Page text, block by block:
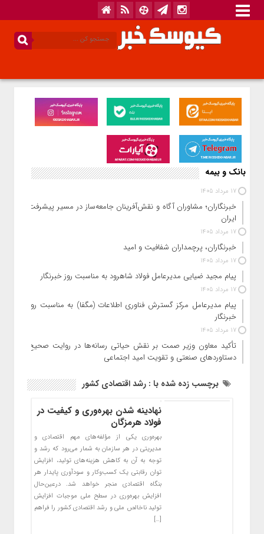
بانک و بیمه
17 مرداد 1405
خبرنگاران؛ مشاوران آگاه و نقش‌آفرینان جامعه‌ساز در مسیر پیشرفت
ایران
17 مرداد 1405
خبرنگاران، پرچمداران شفافیت و امید
17 مرداد 1405
پیام مجید ضیایی مدیرعامل فولاد شاهرود به مناسبت روز خبرنگار
17 مرداد 1405
پیام مدیرعامل مرکز گسترش فناوری اطلاعات (مگفا) به مناسبت روز
خبرنگار
17 مرداد 1405
تأکید معاون وزیر صمت بر نقش حیاتی رسانه‌ها در روایت صحیح
دستاوردهای صنعتی و تقویت امید اجتماعی
برچسب زده شده با : رشد اقتصادی کشور
نهادینه شدن بهره‌وری و کیفیت در
فولاد هرمزگان
بهره‌وری یکی از مؤلفه‌های مهم اقتصادی و
مدیریتی در هر سازمان به شمار می‌رود که رشد و
توجه به آن به کاهش هزینه‌های تولید، افزایش
توان رقابتی یک کسب‌وکار و سودآوری پایدار هر
بنگاه اقتصادی منجر خواهد شد. درعین‌حال
افزایش بهره‌وری در سطح ملی موجبات افزایش
تولید ناخالص ملی و رشد اقتصادی کشور را فراهم
[…]